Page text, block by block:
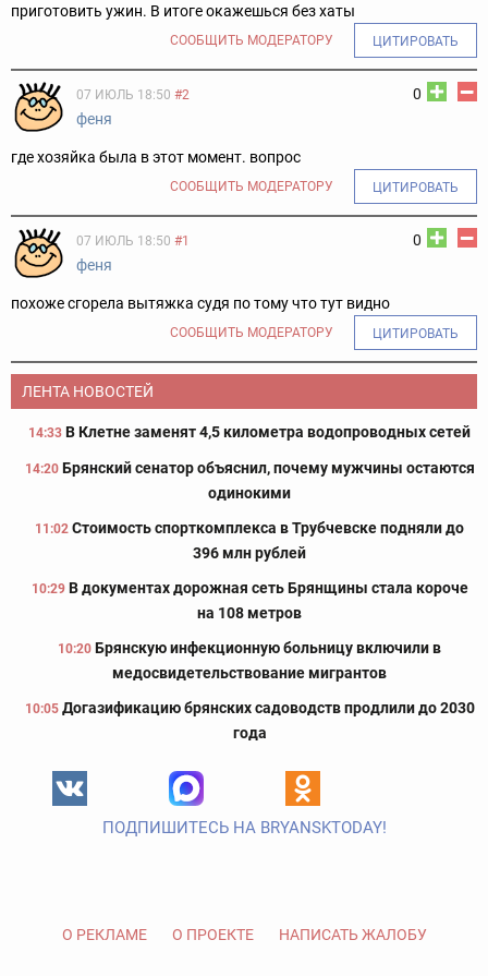
приготовить ужин. В итоге окажешься без хаты
СООБЩИТЬ МОДЕРАТОРУ ЦИТИРОВАТЬ
0
07 ИЮЛЬ 18:50 #2
феня
где хозяйка была в этот момент. вопрос
СООБЩИТЬ МОДЕРАТОРУ ЦИТИРОВАТЬ
0
07 ИЮЛЬ 18:50 #1
феня
похоже сгорела вытяжка судя по тому что тут видно
СООБЩИТЬ МОДЕРАТОРУ ЦИТИРОВАТЬ
ЛЕНТА НОВОСТЕЙ
14:33 В Клетне заменят 4,5 километра водопроводных сетей
14:20 Брянский сенатор объяснил, почему мужчины остаются
одинокими
11:02 Стоимость спорткомплекса в Трубчевске подняли до
396 млн рублей
10:29 В документах дорожная сеть Брянщины стала короче
на 108 метров
10:20 Брянскую инфекционную больницу включили в
медосвидетельствование мигрантов
10:05 Догазификацию брянских садоводств продлили до 2030
года
ПОДПИШИТЕСЬ НА BRYANSKTODAY!
О РЕКЛАМЕ О ПРОЕКТЕ НАПИСАТЬ ЖАЛОБУ